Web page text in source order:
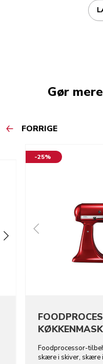
Gør
FORRIGE
-25%
Foodprocessor-
skære i skiver, skære